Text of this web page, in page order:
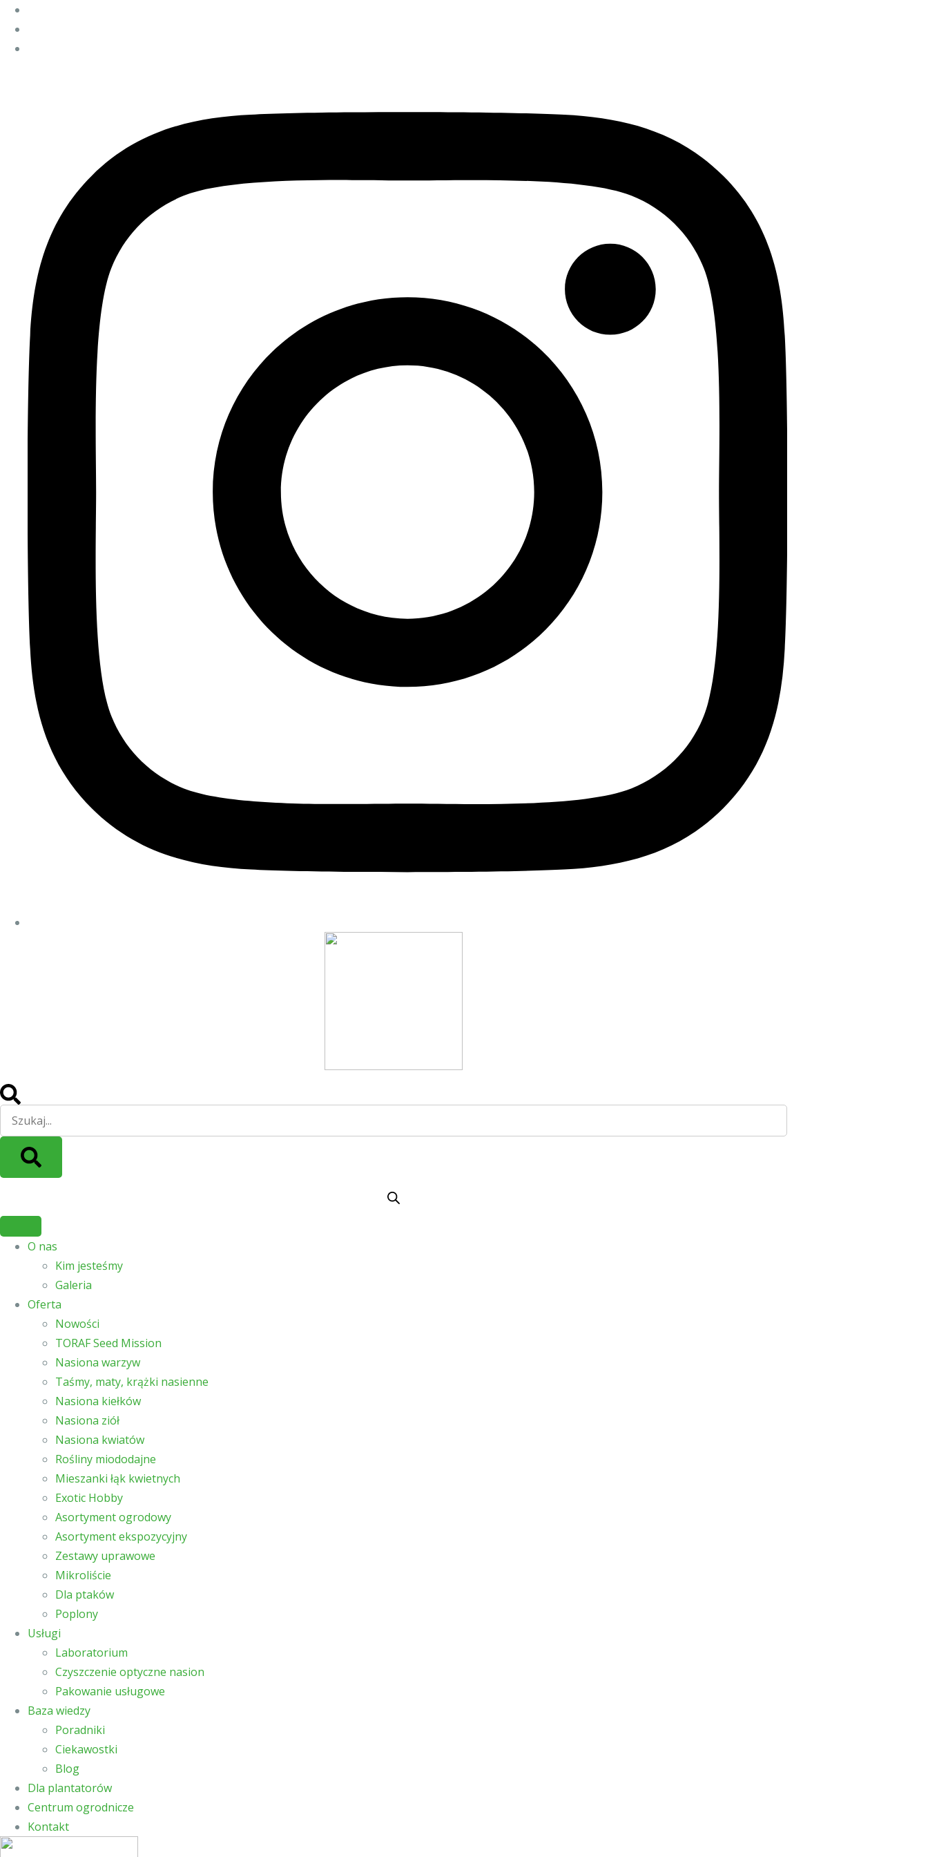
Przejdź
treści
O nas
Kim jesteśmy
Galeria
Oferta
Nowości
TORAF Seed Mission
Nasiona warzyw
Taśmy, maty, krążki nasienne
Nasiona kiełków
Nasiona ziół
Nasiona kwiatów
Rośliny miododajne
Mieszanki łąk kwietnych
Exotic Hobby
Asortyment ogrodowy
Asortyment ekspozycyjny
Zestawy uprawowe
Mikroliście
Dla ptaków
Poplony
Usługi
Laboratorium
Czyszczenie optyczne nasion
Pakowanie usługowe
Baza wiedzy
Poradniki
Ciekawostki
Blog
Dla plantatorów
Centrum ogrodnicze
Kontakt